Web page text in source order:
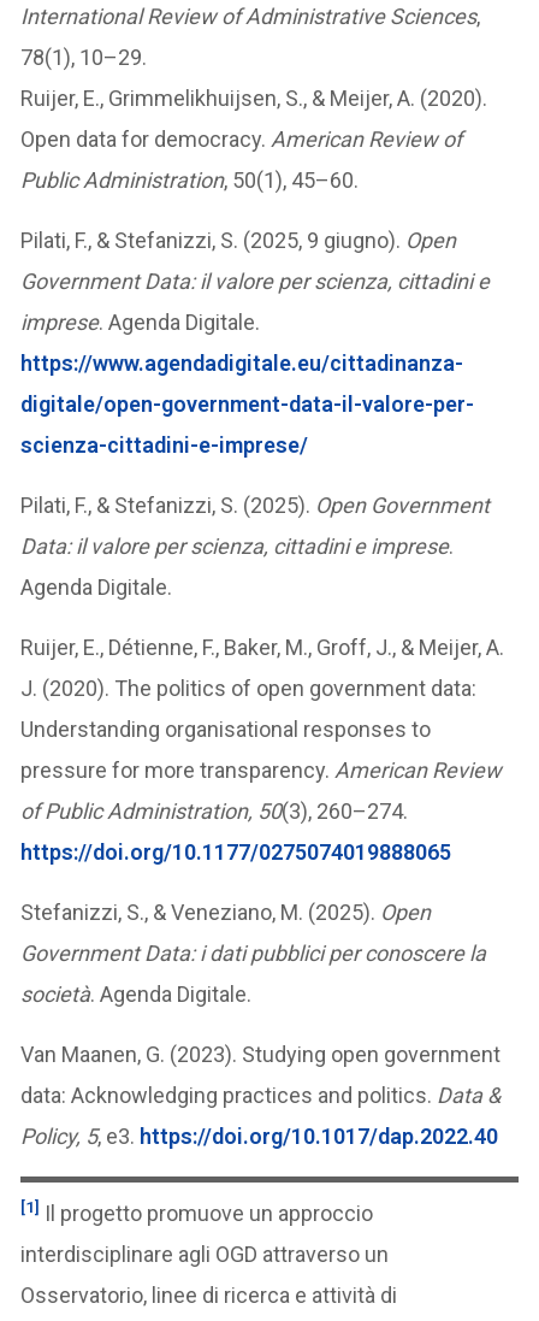
International Review of Administrative Sciences,
78(1), 10–29.
Ruijer, E., Grimmelikhuijsen, S., & Meijer, A. (2020).
Open data for democracy. American Review of
Public Administration, 50(1), 45–60.
Pilati, F., & Stefanizzi, S. (2025, 9 giugno). Open
Government Data: il valore per scienza, cittadini e
imprese. Agenda Digitale.
https://www.agendadigitale.eu/cittadinanza-
digitale/open-government-data-il-valore-per-
scienza-cittadini-e-imprese/
Pilati, F., & Stefanizzi, S. (2025). Open Government
Data: il valore per scienza, cittadini e imprese.
Agenda Digitale.
Ruijer, E., Détienne, F., Baker, M., Groff, J., & Meijer, A.
J. (2020). The politics of open government data:
Understanding organisational responses to
pressure for more transparency. American Review
of Public Administration, 50(3), 260–274.
https://doi.org/10.1177/0275074019888065
Stefanizzi, S., & Veneziano, M. (2025). Open
Government Data: i dati pubblici per conoscere la
società. Agenda Digitale.
Van Maanen, G. (2023). Studying open government
data: Acknowledging practices and politics. Data &
Policy, 5, e3. https://doi.org/10.1017/dap.2022.40
[1] Il progetto promuove un approccio
interdisciplinare agli OGD attraverso un
Osservatorio, linee di ricerca e attività di